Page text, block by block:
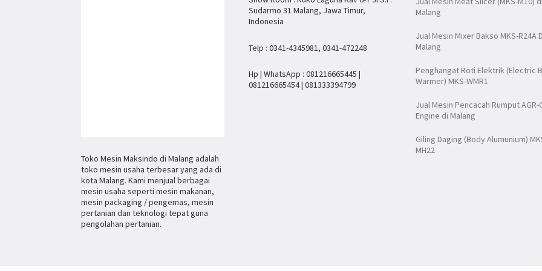
Toko Mesin Maksindo di Malang adalah
toko mesin usaha terbesar yang ada di
kota Malang. Kami menjual berbagai
mesin usaha seperti mesin makanan,
mesin packaging / pengemas, mesin
pertanian dan teknologi tepat guna
pengolahan pertanian.
Sudarmo 31 Malang, Jawa Timur,
Indonesia
Telp : 0341-4345981, 0341-472248
Hp | WhatsApp : 081216665445 |
081216665454 | 081333394799
Malang
Jual Mesin Mixer Bakso MKS-R24A
Malang
Penghangat Roti Elektrik (Electric
Warmer) MKS-WMR1
Jual Mesin Pencacah Rumput AGR-
Engine di Malang
Giling Daging (Body Alumunium)
MH22